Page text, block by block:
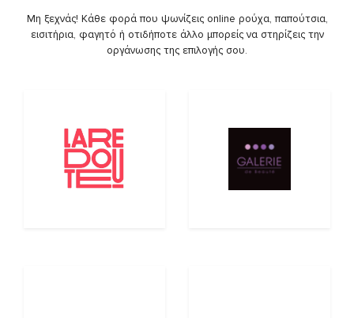
Μη ξεχνάς! Κάθε φορά που ψωνίζεις online ρούχα, παπούτσια,
εισιτήρια, φαγητό ή οτιδήποτε άλλο μπορείς να στηρίζεις την
οργάνωσης της επιλογής σου.